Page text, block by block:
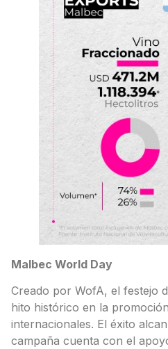
Malbec World Day
Creado por WofA, el festejo
hito histórico en la
internacionales. El éxito
campaña cuenta con el